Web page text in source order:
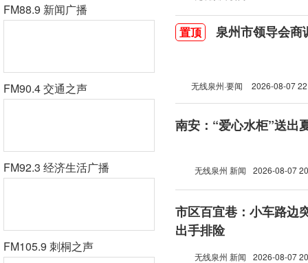
FM88.9 新闻广播
FM90.4 交通之声
FM92.3 经济生活广播
FM105.9 刺桐之声
置顶 泉州市领导会商
无线泉州·要闻 2026-08-07
南安：“爱心水柜”送出
无线泉州 新闻 2026-08-07
市区百宜巷：小车路边
出手排险
无线泉州 新闻 2026-08-07